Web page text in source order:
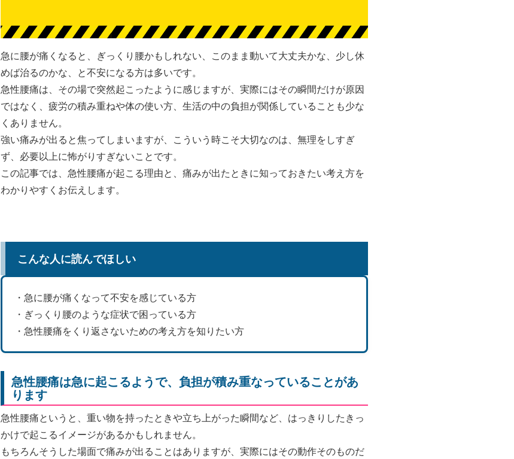
急に腰が痛くなると、ぎっくり腰かもしれない、このまま動いて大丈夫かな、少し休
めば治るのかな、と不安になる方は多いです。
急性腰痛は、その場で突然起こったように感じますが、実際にはその瞬間だけが原因
ではなく、疲労の積み重ねや体の使い方、生活の中の負担が関係していることも少な
くありません。
強い痛みが出ると焦ってしまいますが、こういう時こそ大切なのは、無理をしすぎ
ず、必要以上に怖がりすぎないことです。
この記事では、急性腰痛が起こる理由と、痛みが出たときに知っておきたい考え方を
わかりやすくお伝えします。
こんな人に読んでほしい
・急に腰が痛くなって不安を感じている方
・ぎっくり腰のような症状で困っている方
・急性腰痛をくり返さないための考え方を知りたい方
急性腰痛は急に起こるようで、負担が積み重なっていることがあ
ります
急性腰痛というと、重い物を持ったときや立ち上がった瞬間など、はっきりしたきっ
かけで起こるイメージがあるかもしれません。
もちろんそうした場面で痛みが出ることはありますが、実際にはその動作そのものだ